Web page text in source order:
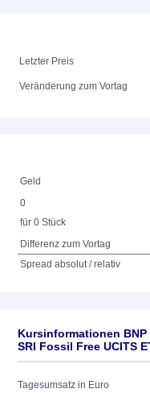
Letzter Preis
Veränderung zum Vortag
Geld
0
für 0 Stück
Differenz zum Vortag
Spread absolut / relativ
Kursinformationen BNP
SRI Fossil Free UCITS
Tagesumsatz in Euro